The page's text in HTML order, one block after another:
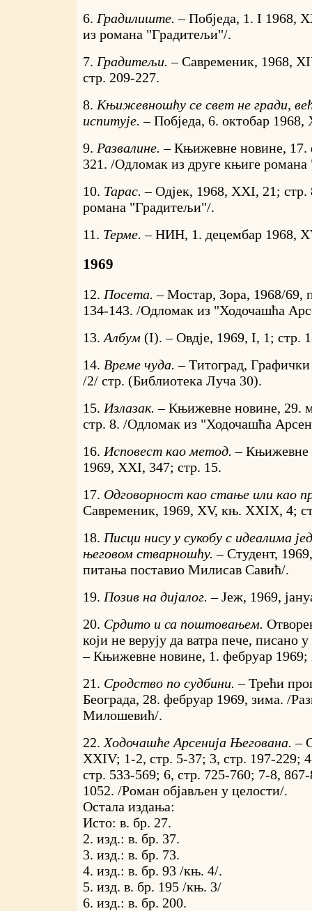
6. Градилиште. –Побједа, 1. I 1968,
из романа "Градитељи"/.
7. Градитељи. –Савременик, 1968,
стр. 209-227.
8. Књижевношћу се свет не гради,
испитује. –Побједа, 6. октобар 1968,
9. Развалине. –Књижевне новине, 17.
321. /Одломак из друге књиге
10. Тарас. –Одјек, 1968, XXI, 21;
романа "Градитељи"/.
11. Терме. –НИН, 1. децембар 1968,
1969
12. Посета. –Мостар, Зора, 1968/69,
134-143. /Одломак из "Ходочашћа
13. Албум (I). – Овдје, 1969, I, 1; стр.
14. Време чуда. –Титоград,
/2/ стр. (Библиотека Луча 30).
15. Излазак. –Књижевне новине, 29.
стр. 8. /Одломак из "Ходочашћа
16. Исповест као метод. –Књижевне
1969, XXI, 347; стр. 15.
17. Одговорност као стање или као
Савременик, 1969, XV, књ. XXIX, 4;
18. Писци нису у сукобу с идеалима
његовом стварношћу. –Студент,
питања поставио Милисав Савић/.
19. Позив на дијалог. –Јеж, 1969,
20. Срдито и са поштовањем.
који не верују да ватра пече, писано
– Књижевне новине, 1. фебруар
21. Сродство по судбини. –Трећи
Београда, 28. фебруар 1969, зима. /
Милошевић/.
22. Ходочашће Арсенија Његована. –
XXIV; 1-2, стр. 5-37; 3, стр. 197-229;
стр. 533-569; 6, стр. 725-760; 7-8,
1052. /Роман објављен у целости/.
Остала издања:
Исто: в. бр. 27.
2. изд.: в. бр. 37.
3. изд.: в. бр. 73.
4. изд.: в. бр. 93 /књ. 4/.
5. изд. в. бр. 195 /књ. 3/
6. изд.: в. бр. 200.